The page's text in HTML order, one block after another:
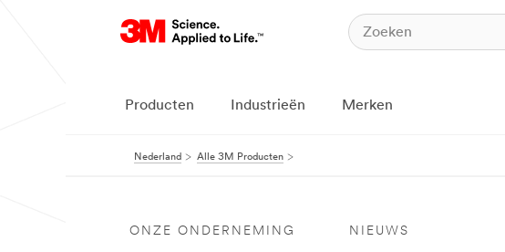
Producten Industrieën Merken
Nederland Alle 3M Producten
ONZE ONDERNEMING NIEUWS